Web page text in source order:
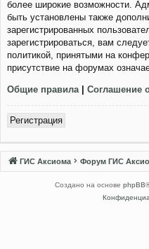
более широкие возможности.
быть установлены также
зарегистрированных
зарегистрироваться, вам
политикой, принятыми на
присутствие на форумах
Общие правила | Соглашение
Регистрация
ГИС Аксиома Форум ГИС
Создано на основе phpBB